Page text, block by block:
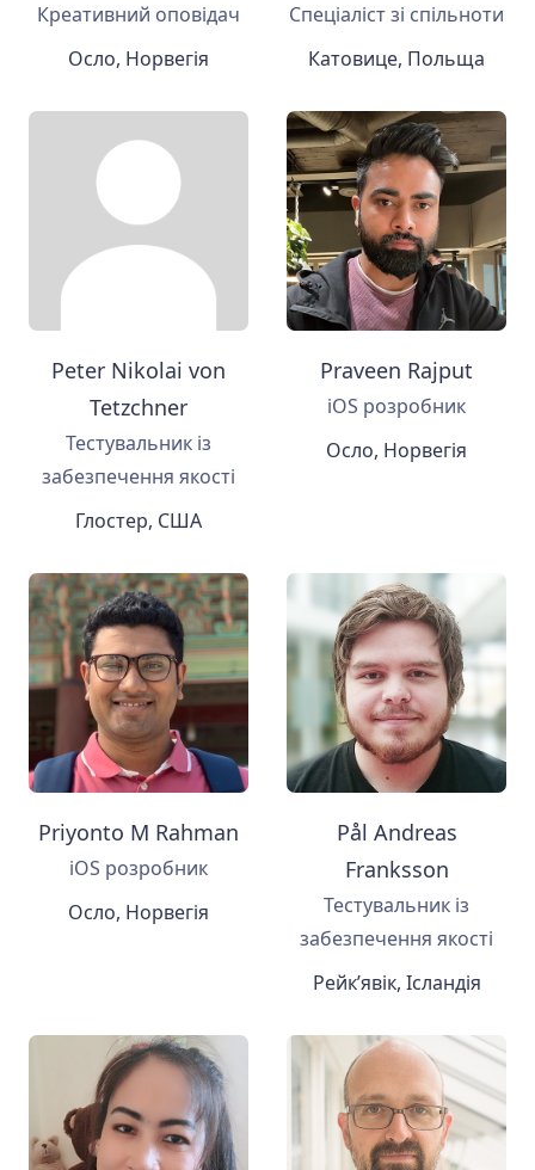
Креативний оповідач
Осло, Норвегія
Спеціаліст зі спільноти
Катовице, Польща
Peter Nikolai von
Tetzchner
Тестувальник із
забезпечення якості
Глостер, США
Praveen Rajput
iOS розробник
Осло, Норвегія
Priyonto M Rahman
iOS розробник
Осло, Норвегія
Pål Andreas
Franksson
Тестувальник із
забезпечення якості
Рейк’явік, Ісландія